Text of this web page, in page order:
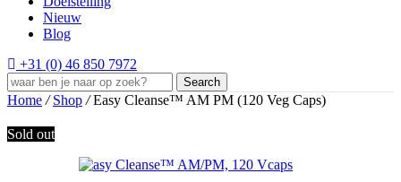
Nieuw
Blog
+31 (0) 46 850 7972
Search
Home / Shop / Easy Cleanse™ AM PM (120 Veg Caps)
Sold out